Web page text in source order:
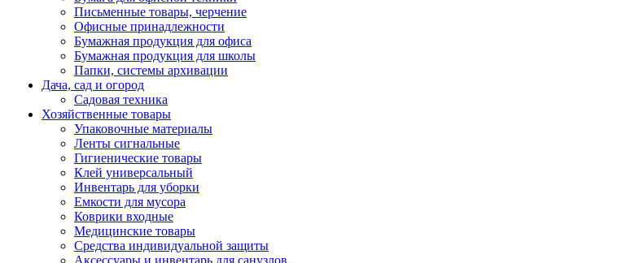
Письменные товары, черчение
Офисные принадлежности
Бумажная продукция для офиса
Бумажная продукция для школы
Папки, системы архивации
Дача, сад и огород
Садовая техника
Хозяйственные товары
Упаковочные материалы
Ленты сигнальные
Гигиенические товары
Клей универсальный
Инвентарь для уборки
Емкости для мусора
Коврики входные
Медицинские товары
Средства индивидуальной защиты
Аксессуары и инвентарь для санузлов